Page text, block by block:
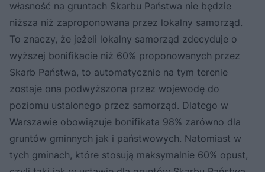
własność na gruntach Skarbu Państwa nie będzie
niższa niż zaproponowana przez lokalny samorząd.
To znaczy, że jeżeli lokalny samorząd zdecyduje o
wyższej bonifikacie niż 60% proponowanych przez
Skarb Państwa, to automatycznie na tym terenie
zostaje ona podwyższona przez wojewodę do
poziomu ustalonego przez samorząd. Dlatego w
Warszawie obowiązuje bonifikata 98% zarówno dla
gruntów gminnych jak i państwowych. Natomiast w
tych gminach, które stosują maksymalnie 60% opust,